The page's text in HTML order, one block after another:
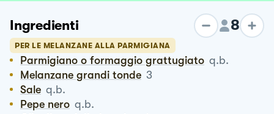
Ingredienti 8
PER LE MELANZANE ALLA PARMIGIANA
Parmigiano o formaggio grattugiato q.b.
Melanzane grandi tonde 3
Sale q.b.
Pepe nero q.b.